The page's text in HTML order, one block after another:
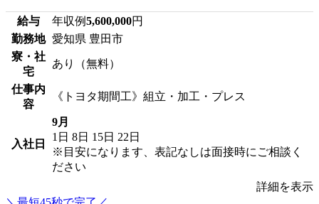
給与 年収例5,600,000円
勤務地 愛知県 豊田市
寮・社
宅
あり（無料）
仕事内
容
《トヨタ期間工》組立・加工・プレス
入社日
9月
1日 8日 15日 22日
※目安になります、表記なしは面接時にご相談く
ださい
詳細を表示